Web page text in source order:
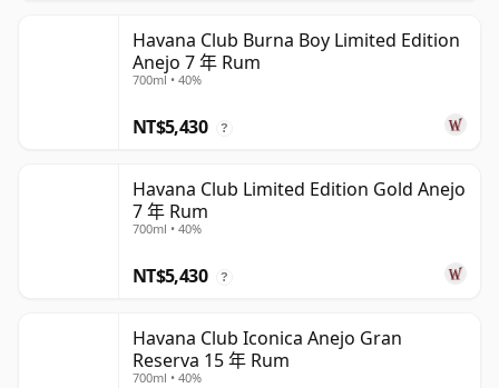
Havana Club Burna Boy Limited Edition
Anejo 7 年 Rum
700ml • 40%
NT$5,430 ?
Havana Club Limited Edition Gold Anejo
7 年 Rum
700ml • 40%
NT$5,430 ?
Havana Club Iconica Anejo Gran
Reserva 15 年 Rum
700ml • 40%